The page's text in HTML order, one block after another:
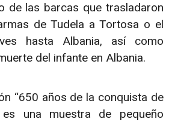
de las barcas que trasladaron
de Tudela a Tortosa o el
hasta Albania, así como
del infante en Albania.
“650 años de la conquista de
es una muestra de pequeño